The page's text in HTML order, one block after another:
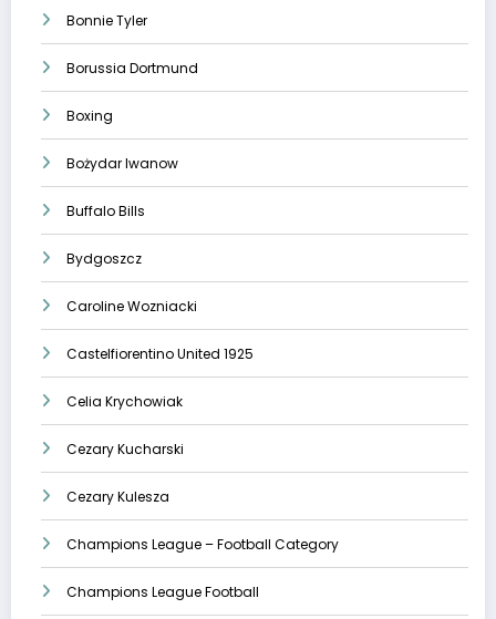
Bonnie Tyler
Borussia Dortmund
Boxing
Bożydar Iwanow
Buffalo Bills
Bydgoszcz
Caroline Wozniacki
Castelfiorentino United 1925
Celia Krychowiak
Cezary Kucharski
Cezary Kulesza
Champions League – Football Category
Champions League Football